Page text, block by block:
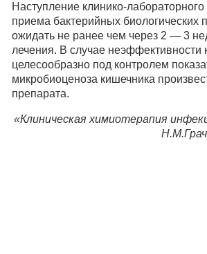
Наступление клинико-
приема бактерийных биологических
ожидать не ранее чем через 2 — 3
лечения. В случае неэффективности
целесообразно под контролем
микробиоценоза кишечника
препарата.
«Клиническая химиотерапия